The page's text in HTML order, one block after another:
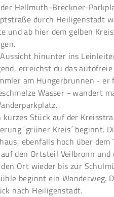
Hellmuth-Breckner-
durch Heiligenstadt
und ab hier dem gelben
hinunter ins
erreichst du das autofreie
am Hungerbrunnen -
Wasser - wandert
Stück auf der
´grüner Kreis´ beginnt.
ebenfalls hoch über dem
den Ortsteil Veilbronn und
Ort wieder bis zur
beginnt ein Wanderweg.
nach Heiligenstadt.